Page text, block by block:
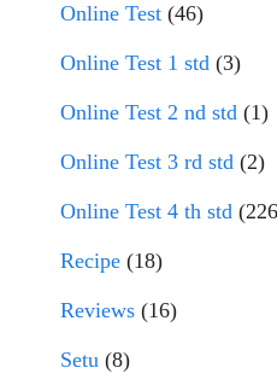
Online Test (46)
Online Test 1 std (3)
Online Test 2 nd std (1)
Online Test 3 rd std (2)
Online Test 4 th std
Recipe (18)
Reviews (16)
Setu (8)